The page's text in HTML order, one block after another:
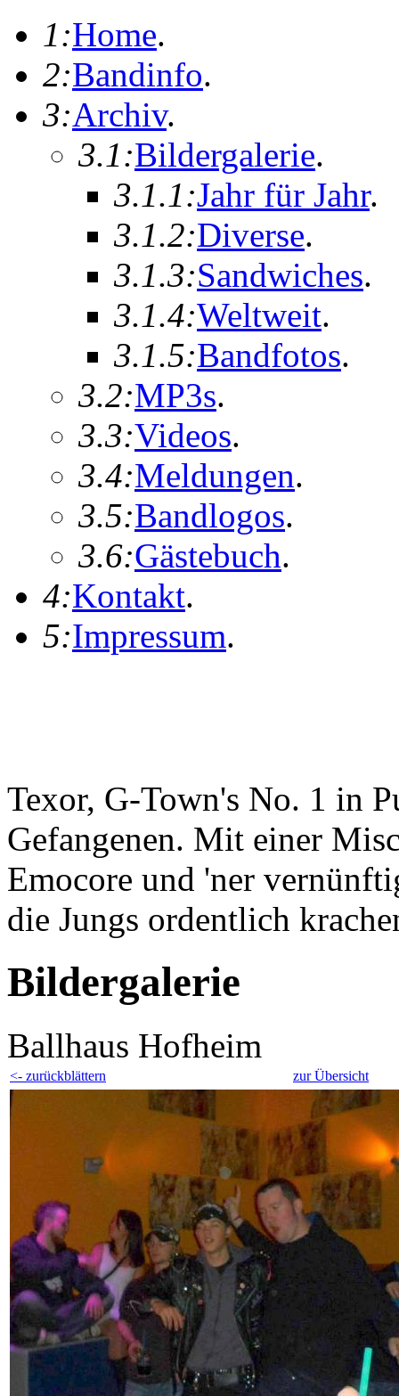
1:Home.
2:Bandinfo.
3:Archiv.
3.1:Bildergalerie.
3.1.1:Jahr für Jahr.
3.1.2:Diverse.
3.1.3:Sandwiches.
3.1.4:Weltweit.
3.1.5:Bandfotos.
3.2:MP3s.
3.3:Videos.
3.4:Meldungen.
3.5:Bandlogos.
3.6:Gästebuch.
4:Kontakt.
5:Impressum.
Texor, G-Town's No. 1 in
Gefangenen. Mit einer
Emocore und 'ner
die Jungs ordentlich
Bildergalerie
Ballhaus Hofheim
<- zurückblättern zur Übersicht